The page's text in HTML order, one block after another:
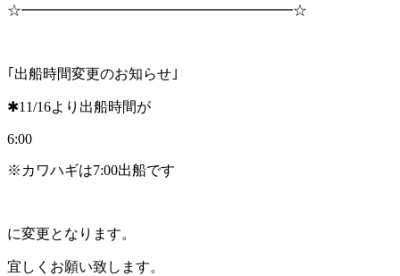
☆━━━━━━━━━━━━━━━━━━━☆
｢出船時間変更のお知らせ｣
✱11/16より出船時間が
6:00
※カワハギは7:00出船です
に変更となります。
宜しくお願い致します。